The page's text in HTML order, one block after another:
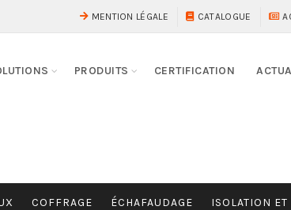
MENTION LÉGALE CATALOGUE
PRODUITS CERTIFICATION
COFFRAGE ÉCHAFAUDAGE ISOLATION ET